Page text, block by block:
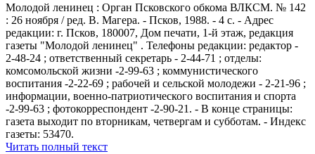
Молодой ленинец : Орган Псковского обкома ВЛКСМ. № 142
: 26 ноября / ред. В. Магера. - Псков, 1988. - 4 с. - Адрес
редакции: г. Псков, 180007, Дом печати, 1-й этаж, редакция
газеты "Молодой ленинец" . Телефоны редакции: редактор -
2-48-24 ; ответственный секретарь - 2-44-71 ; отделы:
комсомольской жизни -2-99-63 ; коммунистического
воспитания -2-22-69 ; рабочей и сельской молодежи - 2-21-96 ;
информации, военно-патриотического воспитания и спорта
-2-99-63 ; фотокорреспондент -2-90-21. - В конце страницы:
газета выходит по вторникам, четвергам и субботам. - Индекс
газеты: 53470.
Читать полный текст